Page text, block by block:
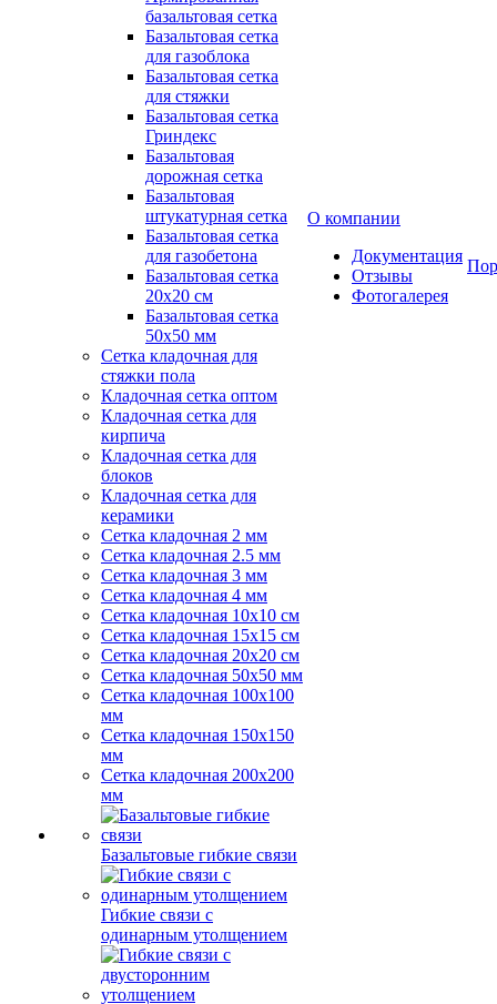
базальтовая сетка
Базальтовая сетка
для газоблока
Базальтовая сетка
для стяжки
Базальтовая сетка
Гриндекс
Базальтовая
дорожная сетка
Базальтовая
штукатурная сетка
Базальтовая сетка
для газобетона
Базальтовая сетка
20x20 см
Базальтовая сетка
50x50 мм
Сетка кладочная для
стяжки пола
Кладочная сетка оптом
Кладочная сетка для
кирпича
Кладочная сетка для
блоков
Кладочная сетка для
керамики
Сетка кладочная 2 мм
Сетка кладочная 2.5 мм
Сетка кладочная 3 мм
Сетка кладочная 4 мм
Сетка кладочная 10x10 см
Сетка кладочная 15x15 см
Сетка кладочная 20x20 см
Сетка кладочная 50x50 мм
Сетка кладочная 100x100
мм
Сетка кладочная 150x150
мм
Сетка кладочная 200x200
мм
Базальтовые гибкие связи
Гибкие связи с
одинарным утолщением
О компании
Документация
Отзывы
Фотогалерея